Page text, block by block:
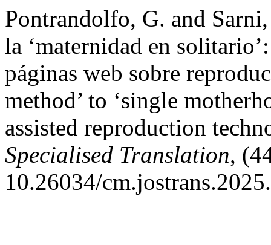
Pontrandolfo, G. and
la ‘maternidad en
páginas web sobre
method’ to ‘single
assisted reproduction
Specialised Translation,
10.26034/